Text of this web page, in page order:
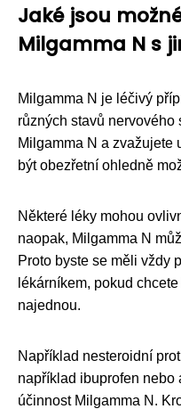
Jaké jsou
Milgamma N s
Milgamma N je léčivý
různých stavů nervového
Milgamma N a zvažujete
být obezřetní ohledně
Některé léky mohou
naopak, Milgamma N
Proto byste se měli vždy
lékárníkem, pokud
najednou.
Například nesteroidní
například ibuprofen nebo
účinnost Milgamma N.